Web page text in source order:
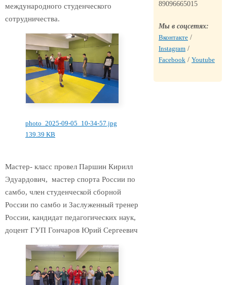
международного студенческого
сотрудничества.
photo_2025-09-05_10-34-57.jpg
139.39 KB
Мастер- класс провел Паршин Кирилл
Эдуардович, мастер спорта России по
самбо, член студенческой сборной
России по самбо и Заслуженный тренер
России, кандидат педагогических наук,
доцент ГУП Гончаров Юрий Сергеевич
89096665015
Мы в соцсетях:
Вконтакте /
Instagram /
Facebook / Youtube